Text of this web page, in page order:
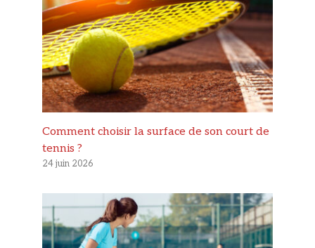
Comment choisir la surface de son court de
tennis ?
24 juin 2026